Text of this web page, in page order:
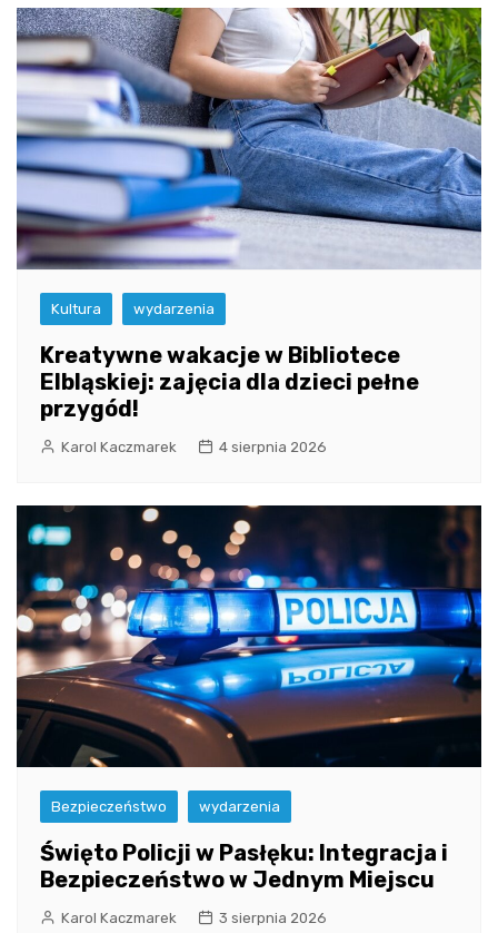
Kultura wydarzenia
Kreatywne wakacje w Bibliotece
Elbląskiej: zajęcia dla dzieci pełne
przygód!
Karol Kaczmarek 4 sierpnia 2026
Bezpieczeństwo wydarzenia
Święto Policji w Pasłęku: Integracja i
Bezpieczeństwo w Jednym Miejscu
Karol Kaczmarek 3 sierpnia 2026